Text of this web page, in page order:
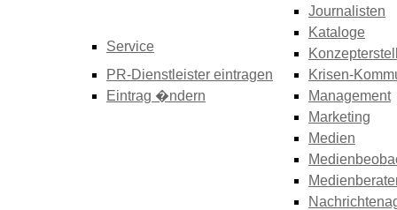
Service
PR-Dienstleister eintragen
Eintrag �ndern
Journalisten
Kataloge
Krisen-
Management
Marketing
Medien